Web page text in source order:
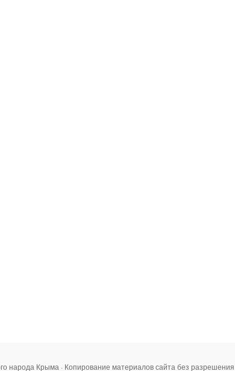
народа Крыма · Копирование материалов сайта без